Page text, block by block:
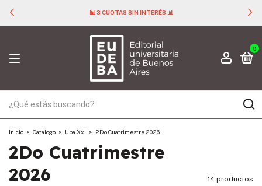
📊 3 CUOTAS SIN INTERÉS 📊
0
Inicio > Catalogo > Uba Xxi > 2Do Cuatrimestre 2026
2Do Cuatrimestre
2026
14 productos